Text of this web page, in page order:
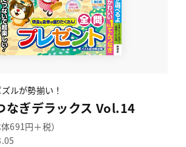
ルが勢揃い！
なぎデラックス Vol.14
691円＋税）